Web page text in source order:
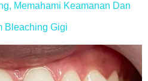
Memahami Keamanan Dan
Bleaching Gigi